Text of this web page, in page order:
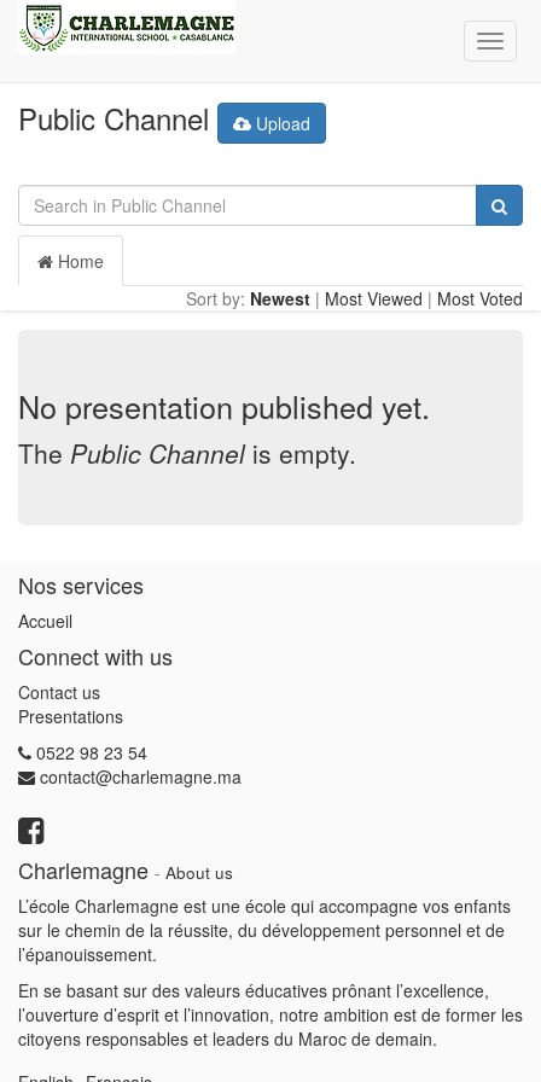
Toggle
Public Channel Upload
Home
Sort by: Newest | Most Viewed | Most Voted
No presentation published yet.
The Public Channelis empty.
Nos services
Accueil
Connect with us
Contact us
Presentations
0522 98 23 54
contact@charlemagne.ma
Charlemagne - About us
L’école Charlemagne est une école qui accompagne vos enfants
sur le chemin de la réussite, du développement personnel et de
l’épanouissement.
En se basant sur des valeurs éducatives prônant l’excellence,
l’ouverture d’esprit et l’innovation, notre ambition est de former les
citoyens responsables et leaders du Maroc de demain.